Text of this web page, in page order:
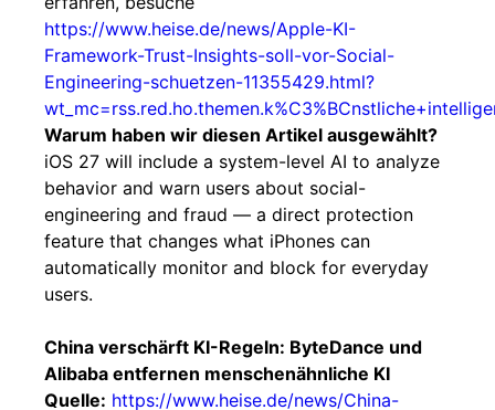
https://www.heise.de/news/Apple-KI-
Framework-Trust-Insights-soll-vor-Social-
Engineering-schuetzen-11355429.html?
Warum haben wir diesen Artikel ausgewählt?
iOS 27 will include a system-level AI to analyze
behavior and warn users about social-
engineering and fraud — a direct protection
feature that changes what iPhones can
automatically monitor and block for everyday
users.
China verschärft KI-Regeln: ByteDance und
Alibaba entfernen menschenähnliche KI
Quelle: https://www.heise.de/news/China-